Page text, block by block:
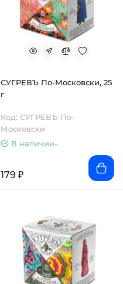
СУГРЕВЪ По-Московски, 25
г
Код: СУГРЕВЪ По-
Московски
В наличии-
179 ₽